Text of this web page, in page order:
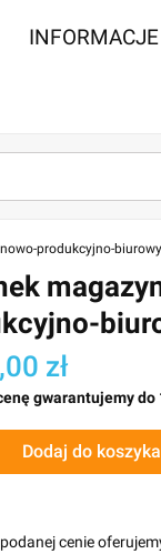
INFORMACJE
produkcyjno-biurowy
zł
gwarantujemy do
Dodaj do koszyka
cenie